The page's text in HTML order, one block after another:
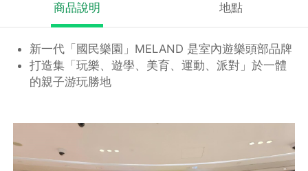
商品說明 地點
新一代「國民樂園」MELAND 是室內遊樂頭部品牌
打造集「玩樂、遊學、美育、運動、派對」於一體
的親子游玩勝地